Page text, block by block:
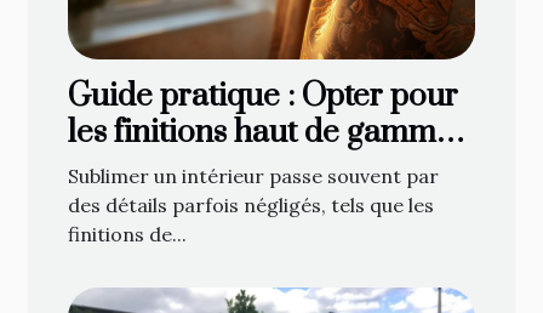
Guide pratique : Opter pour
les finitions haut de gamme
en décoration de fenêtre
Sublimer un intérieur passe souvent par
des détails parfois négligés, tels que les
finitions de...